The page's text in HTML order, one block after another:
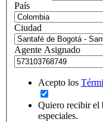
País
Ciudad
Agente Asignado
Acepto los
Quiero recibir el
especiales.